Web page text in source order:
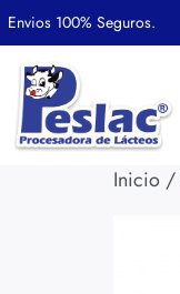
Envios 100% Seguros.
Inicio /